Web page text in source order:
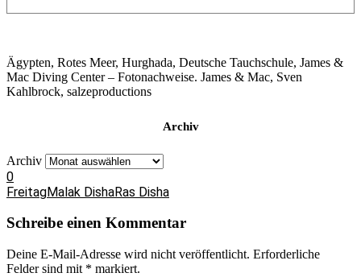
Ägypten, Rotes Meer, Hurghada, Deutsche Tauchschule, James &
Mac Diving Center – Fotonachweise. James & Mac, Sven
Kahlbrock, salzeproductions
Archiv
Archiv
0
FreitagMalak DishaRas Disha
Schreibe einen Kommentar
Deine E-Mail-Adresse wird nicht veröffentlicht. Erforderliche
Felder sind mit * markiert.